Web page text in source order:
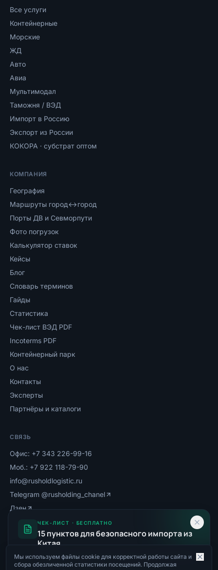
Все услуги
Контейнерные
Морские
ЖД
Авто
Авиа
Мультимодал
Таможня / ВЭД
Импорт в Россию
Экспорт из России
КОКОРА · субстрат оптом
КОМПАНИЯ
География
Маршруты город↔город
Порты ДВ и Севморпути
Фото погрузок
Калькулятор ставок
Кейсы
Блог
Словарь терминов
Гайды
Статистика
Чек-лист ВЭД PDF
Incoterms PDF
Контейнерный парк
О нас
Контакты
Эксперты
Партнёры и каталоги
СВЯЗЬ
Офис: +7 343 226-99-16
Моб.: +7 922 118-79-90
info@rusholdlogistic.ru
Telegram @rusholding_chanel
Дзен
MAX-канал
©2026 ООО «РУСХОЛДИНГ». Все права защищены.
ЧЕК-ЛИСТ · БЕСПЛАТНО
15 пунктов для безопасного импорта из
Китая
От проверки фабрики до получения груза. Реальные
кейсы и риски ВЭД 2026.
Мы используем файлы cookie для корректной работы сайта и
сбора обезличенной статистики посещений. Продолжая